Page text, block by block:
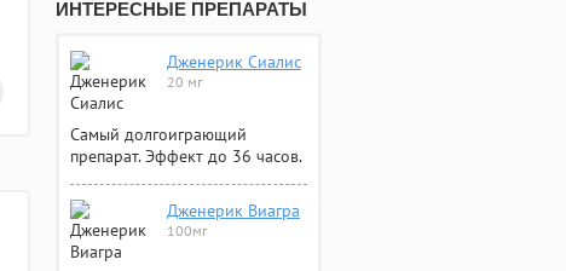
ИНТЕРЕСНЫЕ ПРЕПАРАТЫ
Дженерик Сиалис
20 мг
Самый долгоиграющий
препарат. Эффект до 36 часов.
Дженерик Виагра
100мг